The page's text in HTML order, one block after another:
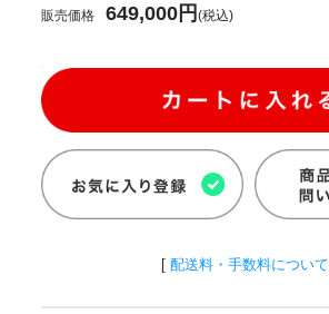
販売価格 649,000円(税込)
[ 配送料・手数料について